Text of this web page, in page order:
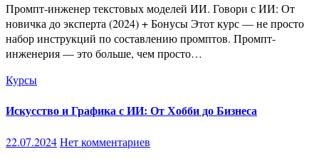
Промпт-инженер текстовых моделей ИИ. Говори с ИИ: От
новичка до эксперта (2024) + Бонусы Этот курс — не просто
набор инструкций по составлению промптов. Промпт-
инженерия — это больше, чем просто…
Курсы
Искусство и Графика с ИИ: От Хобби до Бизнеса
22.07.2024Нет комментариев